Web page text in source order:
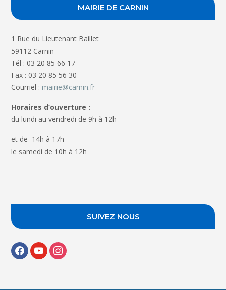
MAIRIE DE CARNIN
1 Rue du Lieutenant Baillet
59112 Carnin
Tél : 03 20 85 66 17
Fax : 03 20 85 56 30
Courriel : mairie@carnin.fr
Horaires d’ouverture :
du lundi au vendredi de 9h à 12h
et de 14h à 17h
le samedi de 10h à 12h
SUIVEZ NOUS
facebookyoutubeinstagram